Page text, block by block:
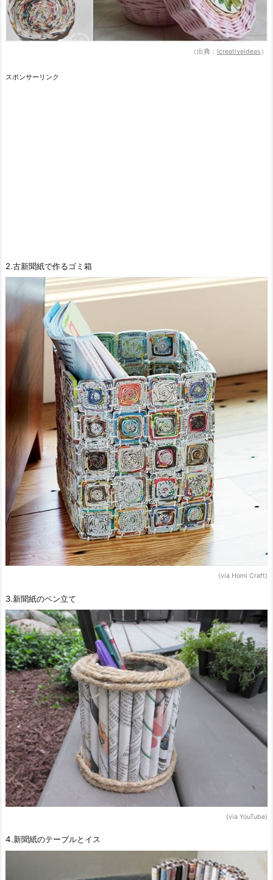
（出典： icreativeideas ）
スポンサーリンク
2.古新聞紙で作るゴミ箱
(via Homi Craft)
3.新聞紙のペン立て
(via YouTube)
4.新聞紙のテーブルとイス